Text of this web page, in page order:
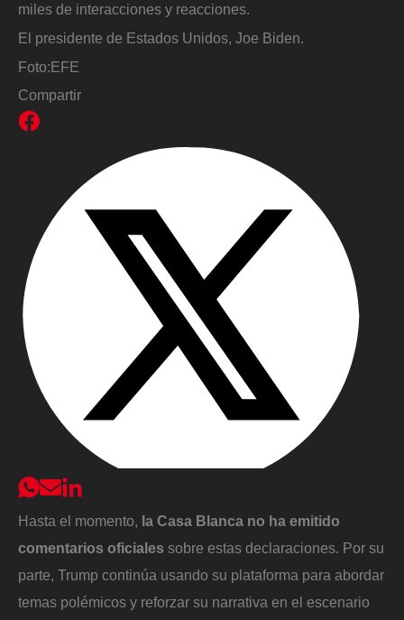
miles de interacciones y reacciones.
El presidente de Estados Unidos, Joe Biden.
Foto:EFE
Compartir
Hasta el momento, la Casa Blanca no ha emitido
comentarios oficiales sobre estas declaraciones. Por su
parte, Trump continúa usando su plataforma para abordar
temas polémicos y reforzar su narrativa en el escenario